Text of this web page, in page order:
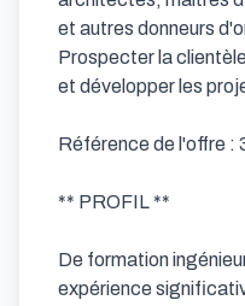
et autres donneurs
Prospecter la
et développer les
Référence de l'offre :
** PROFIL **
De formation
expérience